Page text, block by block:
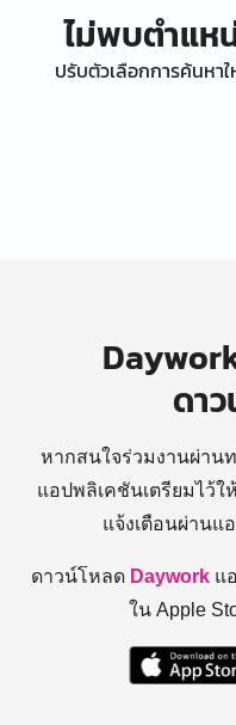
ไม่พบตำแ
ปรับตัวเลือกการค้นหา
ดา
หากสนใจร่วมงานผ่าน
แอปพลิเคชันเตรียมไว้ใ
แจ้งเตือนผ่าน
ดาวน์โหลด Daywork แ
ใน Apple